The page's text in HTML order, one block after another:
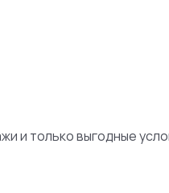
и только выгодные